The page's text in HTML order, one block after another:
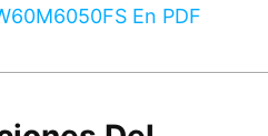
En PDF